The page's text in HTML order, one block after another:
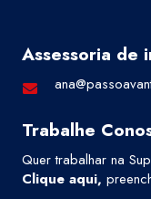
Assessoria de
Trabalhe
Quer trabalhar na
Clique aqui,